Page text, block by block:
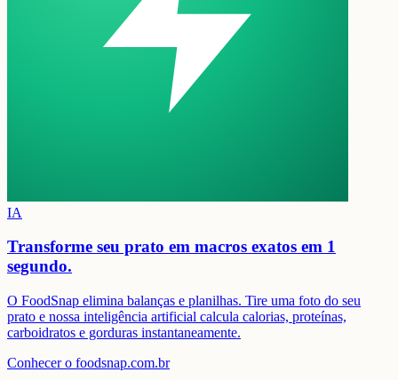
IA
Transforme seu prato em macros exatos em 1
segundo.
O FoodSnap elimina balanças e planilhas. Tire uma foto do seu
prato e nossa inteligência artificial calcula calorias, proteínas,
carboidratos e gorduras instantaneamente.
Conhecer o foodsnap.com.br